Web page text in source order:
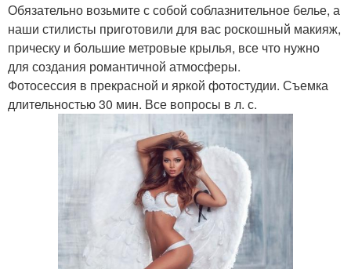
Обязательно возьмите с собой соблазнительное белье, а
наши стилисты приготовили для вас роскошный макияж,
прическу и большие метровые крылья, все что нужно
для создания романтичной атмосферы.
Фотосессия в прекрасной и яркой фотостудии. Съемка
длительностью 30 мин. Все вопросы в л. с.